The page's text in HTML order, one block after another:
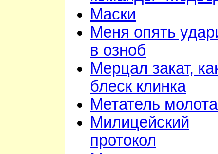
Маски
Меня опять
в озноб
Мерцал закат,
блеск клинка
Метатель молота
Милицейский
протокол